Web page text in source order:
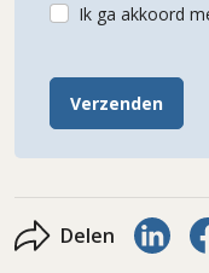
Ik ga akkoord
Verzenden
Delen